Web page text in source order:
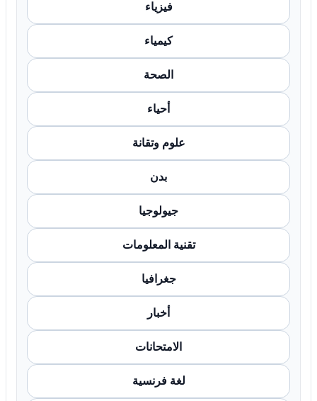
فيزياء
كيمياء
الصحة
أحياء
علوم وتقانة
بدن
جيولوجيا
تقنية المعلومات
جغرافيا
أخبار
الامتحانات
لغة فرنسية